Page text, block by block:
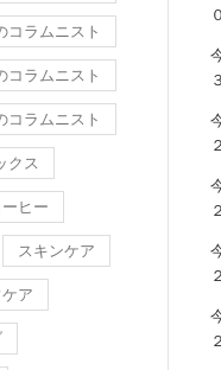
コラムニスト
コラムニスト
コラムニスト
クス
ーヒー
スキンケア
ア